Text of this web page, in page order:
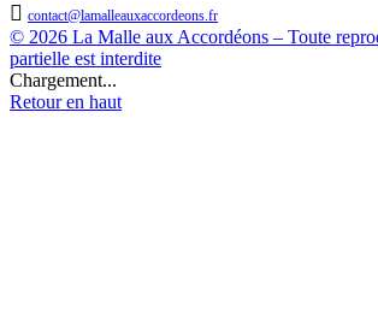
 contact@lamalleauxaccordeons.fr
© 2026 La Malle aux Accordéons – Toute
partielle est interdite
Chargement...
Retour en haut